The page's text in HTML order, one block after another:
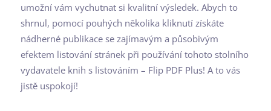
umožní vám vychutnat si kvalitní výsledek. Abych to
shrnul, pomocí pouhých několika kliknutí získáte
nádherné publikace se zajímavým a působivým
efektem listování stránek při používání tohoto stolního
vydavatele knih s listováním – Flip PDF Plus! A to vás
jistě uspokojí!